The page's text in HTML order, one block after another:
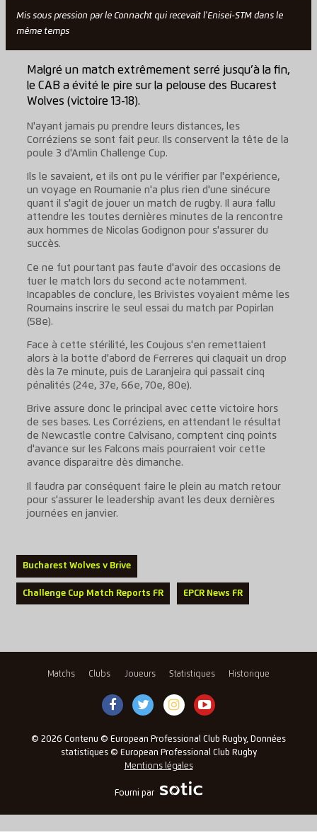
Mis sous pression par le Connacht qui recevait l'Enisei-STM dans le
même temps
Malgré un match extrêmement serré jusqu’à la fin,
le CAB a évité le pire sur la pelouse des Bucarest
Wolves (victoire 13-18).
N'ayant jamais pu prendre leurs distances, les
Corréziens se sont fait peur. Ils conservent la tête de la
poule 3 d'Amlin Challenge Cup.
Ils le savaient, et ils ont pu le vérifier par l'expérience,
un voyage en Roumanie n'a plus rien d'une sinécure
quant il s'agit de jouer un match de rugby. Il aura fallu
attendre les toutes dernières minutes de la rencontre
aux hommes de Nicolas Godignon pour s'assurer du
succès.
Ce ne fut pourtant pas faute d'avoir des occasions de
tuer le match lors du second acte notamment.
Incapables de conclure, les Brivistes voyaient même les
Roumains inscrire le seul essai du match par Popirlan
(58e).
Face à cette stérilité, les Coujous s'en remettaient
alors à la botte d'abord de Ferreres qui claquait un drop
dès la 7e minute, puis de Laranjeira qui passait cinq
pénalités (24e, 37e, 66e, 70e, 80e).
Brive assure donc le principal avec cette victoire hors
de ses bases. Les Corréziens, en attendant le résultat
de Newcastle contre Calvisano, comptent cinq points
d'avance sur les Falcons mais pourraient voir cette
avance disparaitre dès dimanche.
Il faudra par conséquent faire le plein au match retour
pour s'assurer le leadership avant les deux dernières
journées en janvier.
Bucharest Wolves v Brive
Challenge Cup Match Reports FR EPCR News FR
Matchs Clubs Joueurs Statistiques Historique
© 2026 Contenu © European Professional Club Rugby, Données
statistiques © European Professional Club Rugby
Mentions légales
Fourni par